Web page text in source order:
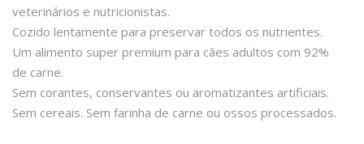
veterinários e nutricionistas.
Cozido lentamente para preservar todos os nutrientes.
Um alimento super premium para cães adultos com 92%
de carne.
Sem corantes, conservantes ou aromatizantes artificiais.
Sem cereais. Sem farinha de carne ou ossos processados.